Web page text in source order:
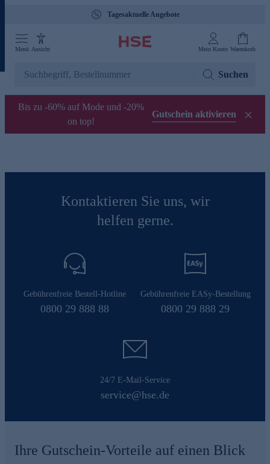
Tagesaktuelle Angebote
Menü Ansicht Mein Konto Warenkorb
Suchen
Bis zu -60% auf Mode und -20%
on top!
Gutschein aktivieren
Kontaktieren Sie uns, wir
helfen gerne.
Gebührenfreie Bestell-Hotline
0800 29 888 88
Gebührenfreie EASy-Bestellung
0800 29 888 29
24/7 E-Mail-Service
service@hse.de
Ihre Gutschein-Vorteile auf einen Blick